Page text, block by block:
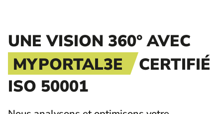
UNE VISION 360° AVEC
MYPORTAL3E
CERTIFIÉ
ISO 50001